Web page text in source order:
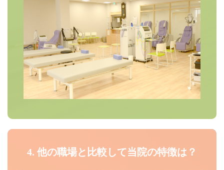
4. 他の職場と比較して当院の特徴は？